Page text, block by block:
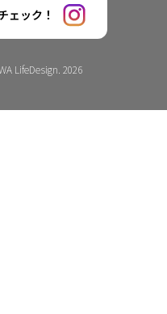
ェック！
LifeDesign. 2026